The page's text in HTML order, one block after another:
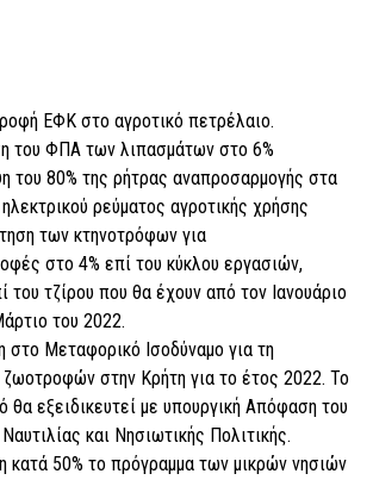
ΕΦΚ στο αγροτικό πετρέλαιο.
του ΦΠΑ των λιπασμάτων στο 6%
του 80% της ρήτρας αναπροσαρμογής στα
ηλεκτρικού ρεύματος αγροτικής χρήσης
των κτηνοτρόφων για
στο 4% επί του κύκλου εργασιών,
του τζίρου που θα έχουν από τον Ιανουάριο
του 2022.
στο Μεταφορικό Ισοδύναμο για τη
στην Κρήτη για το έτος 2022. Το
θα εξειδικευτεί με υπουργική Απόφαση του
και Νησιωτικής Πολιτικής.
κατά 50% το πρόγραμμα των μικρών νησιών